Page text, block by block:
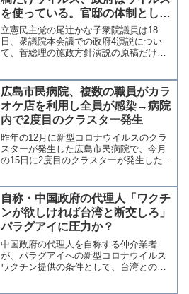
を使っている。官邸の体制として
心配」
立憲民主党の尾辻かな子衆院議員は18
日、衆議院本会議での政府4演説につい
て、菅総理の施政方針演説の原稿だけ
したら、官邸の体制として心配です」と
ツイッターに投稿した。衆議...
広島市民病院、複数の職員がカラ
オケ店を利用し全員が感染→病院
内で2度目のクラスター発生
昨年の12月に新型コロナウイルスのクラ
スターが発生した広島市民病院で、今月
の15日に2度目のクラスターが発生した。
染し病院内フロアで感染が拡大したよう
だ。カラオケ店利...
自称・中国政府の代理人「ワクチ
ンが欲しければ台湾と断交しろ」
パラグアイに圧力か？
中国政府の代理人を自称する仲介業者
が、パラグアイへの新型コロナウイルス
ワクチン提供の条件として、台湾との断